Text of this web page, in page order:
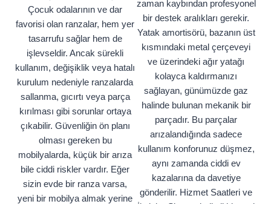
Çocuk odalarının ve dar
favorisi olan ranzalar, hem yer
tasarrufu sağlar hem de
işlevseldir. Ancak sürekli
kullanım, değişiklik veya hatalı
kurulum nedeniyle ranzalarda
sallanma, gıcırtı veya parça
kırılması gibi sorunlar ortaya
çıkabilir. Güvenliğin ön planı
olması gereken bu
mobilyalarda, küçük bir arıza
bile ciddi riskler vardır. Eğer
sizin evde bir ranza varsa,
yeni bir mobilya almak yerine
zaman kaybından profesyonel
bir destek aralıkları gerekir.
Yatak amortisörü, bazanın üst
kısmındaki metal çerçeveyi
ve üzerindeki ağır yatağı
kolayca kaldırmanızı
sağlayan, günümüzde gaz
halinde bulunan mekanik bir
parçadır. Bu parçalar
arızalandığında sadece
kullanım konforunuz düşmez,
aynı zamanda ciddi ev
kazalarına da davetiye
gönderilir. Hizmet Saatleri ve